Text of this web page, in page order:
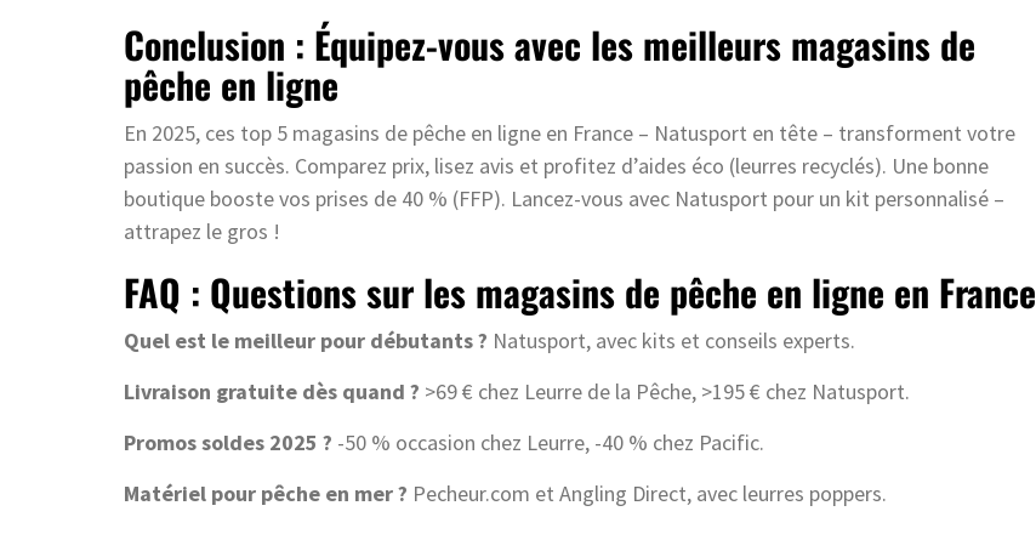
Conclusion : Équipez-vous avec les meilleurs magasins de
pêche en ligne
En 2025, ces top 5 magasins de pêche en ligne en France – Natusport en tête – transforment votre
passion en succès. Comparez prix, lisez avis et profitez d’aides éco (leurres recyclés). Une bonne
boutique booste vos prises de 40 % (FFP). Lancez-vous avec Natusport pour un kit personnalisé –
attrapez le gros !
FAQ : Questions sur les magasins de pêche en ligne en France
Quel est le meilleur pour débutants ? Natusport, avec kits et conseils experts.
Livraison gratuite dès quand ? >69 € chez Leurre de la Pêche, >195 € chez Natusport.
Promos soldes 2025 ? -50 % occasion chez Leurre, -40 % chez Pacific.
Matériel pour pêche en mer ? Pecheur.com et Angling Direct, avec leurres poppers.